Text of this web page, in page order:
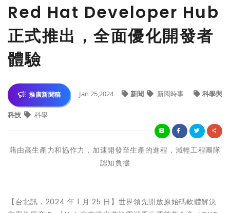
Red Hat Developer Hub
正式推出，全面優化開發者
體驗
推廣新聞稿 Jan 25,2024 新聞 新聞時事 科學與
科技 科學
藉由高生產力和協作力，加速開發至生產的進程，減輕工程團隊
認知負擔
【台北訊，2024 年 1 月 25 日】世界領先開放原始碼軟體解決